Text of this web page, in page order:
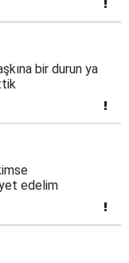
bir durun ya
edelim